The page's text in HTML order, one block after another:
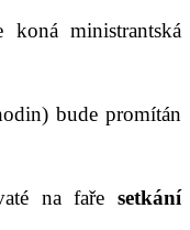
ministrantská
bude promítán
na faře setkání